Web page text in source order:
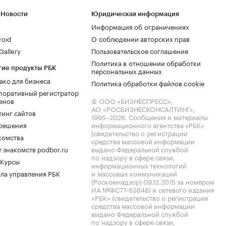
продукты РБК
для бизнеса
регистратор
сайтов
знакомств podbor.ru
управления РБК
Юридическая информация
Информация об ограничениях
О соблюдении авторских прав
Пользовательское соглашение
Политика в отношении обработки
персональных данных
Политика обработки файлов cookie
© ООО «БИЗНЕСПРЕСС»,
АО «РОСБИЗНЕСКОНСАЛТИНГ»,
1995–2026. Сообщения и материалы
информационного агентства «РБК»
(свидетельство о регистрации
средства массовой информации
выдано Федеральной службой
по надзору в сфере связи,
информационных технологий
и массовых коммуникаций
(Роскомнадзор) 09.12.2015 за номером
ИА №ФС77-63848) и сетевого издания
«РБК» (свидетельство о регистрации
средства массовой информации
выдано Федеральной службой
по надзору в сфере связи,